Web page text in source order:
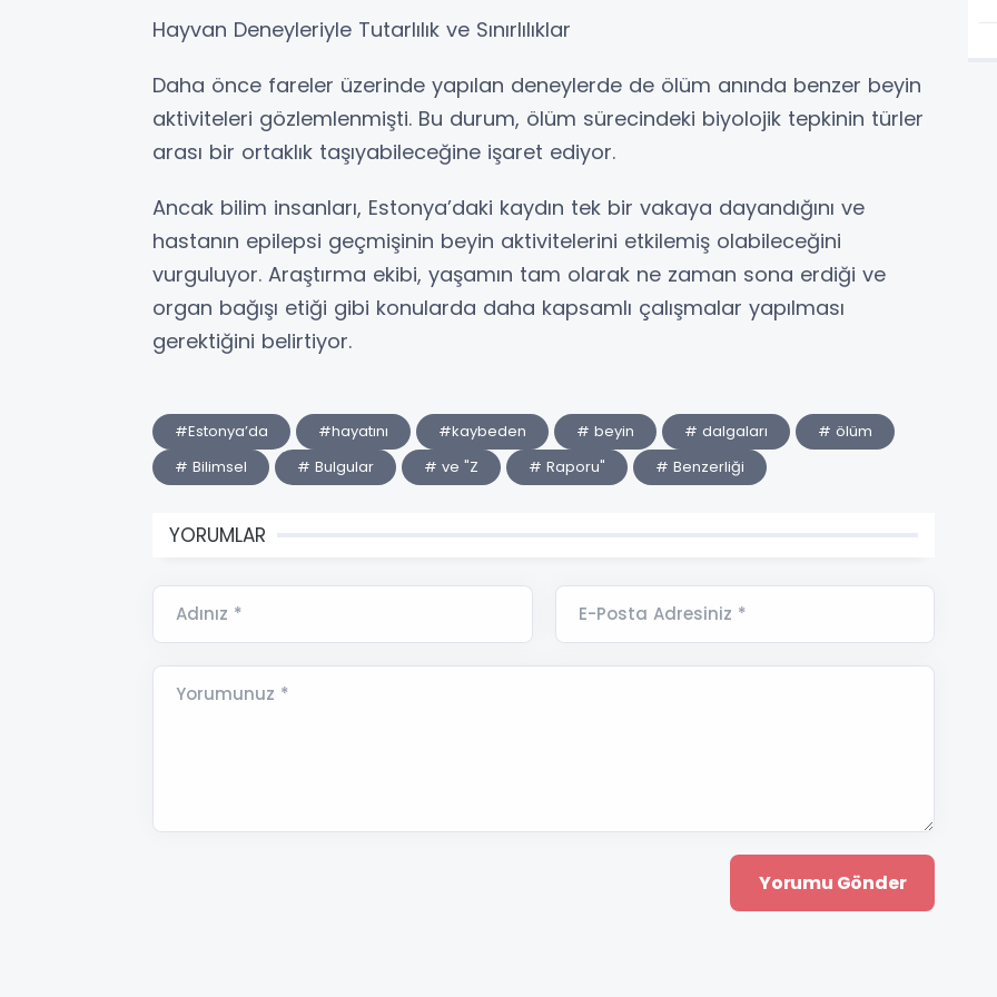
Hayvan Deneyleriyle Tutarlılık ve Sınırlılıklar
Daha önce fareler üzerinde yapılan deneylerde de ölüm anında benzer beyin
aktiviteleri gözlemlenmişti. Bu durum, ölüm sürecindeki biyolojik tepkinin türler
arası bir ortaklık taşıyabileceğine işaret ediyor.
Ancak bilim insanları, Estonya’daki kaydın tek bir vakaya dayandığını ve
hastanın epilepsi geçmişinin beyin aktivitelerini etkilemiş olabileceğini
vurguluyor. Araştırma ekibi, yaşamın tam olarak ne zaman sona erdiği ve
organ bağışı etiği gibi konularda daha kapsamlı çalışmalar yapılması
gerektiğini belirtiyor.
#Estonya’da #hayatını #kaybeden # beyin # dalgaları
# ölüm
# Bilimsel
# Bulgular # ve "Z # Raporu" # Benzerliği
YORUMLAR
Adınız * E-Posta Adresiniz *
Yorumunuz *